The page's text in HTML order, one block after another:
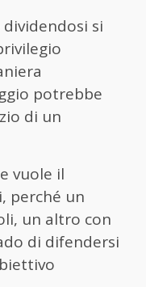
si
potrebbe
di un
vuole il
perché un
un altro con
di difendersi